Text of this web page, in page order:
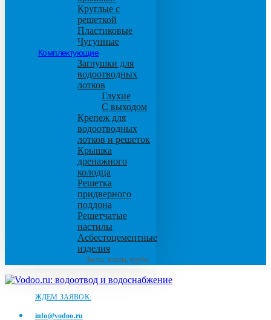
Круглые с
решеткой
Пластиковые
Чугунные
Комплектующие
Заглушки для
водоотводных
лотков
Глухие
С выходом
Крепеж для
водоотводных
лотков и решеток
Крышка
дренажного
колодца
Решетка
придверного
поддона
Решетчатые
настилы
Асбестоцементные
изделия
Листы, плиты, трубы
ЖДЕМ ЗАЯВОК:
info@vodoo.ru